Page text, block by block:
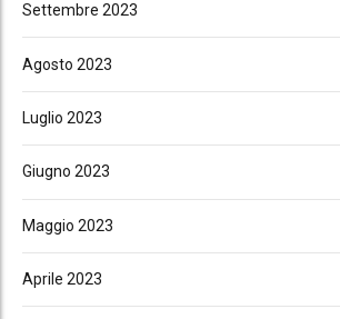
Settembre 2023
Agosto 2023
Luglio 2023
Giugno 2023
Maggio 2023
Aprile 2023